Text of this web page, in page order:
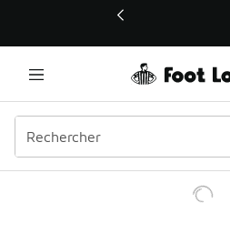
Ce lien ouvrira une nouvelle fenêtre